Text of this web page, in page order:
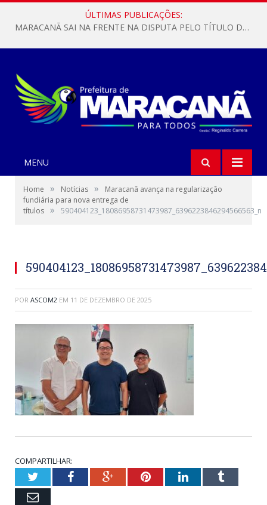
ÚLTIMAS PUBLICAÇÕES:
MARACANÃ SAI NA FRENTE NA DISPUTA PELO TÍTULO DA COPA PARÁ SUB-17!
MENU
Home » Notícias »
Maracanã avança na regularização
fundiária para nova entrega de
títulos » 590404123_18086958731473987_6396223846294566563_n
POR ASCOM2 EM 11 DE DEZEMBRO DE 2025
COMPARTILHAR:
TwitterFacebookGoogle+PinterestLinkedInTumblr
Email